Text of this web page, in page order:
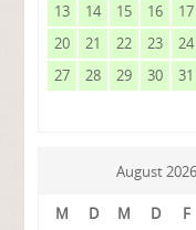
13
14 15 16 17
20
21 22 23 24
27
28 29 30 31
August 2026
M D M D F